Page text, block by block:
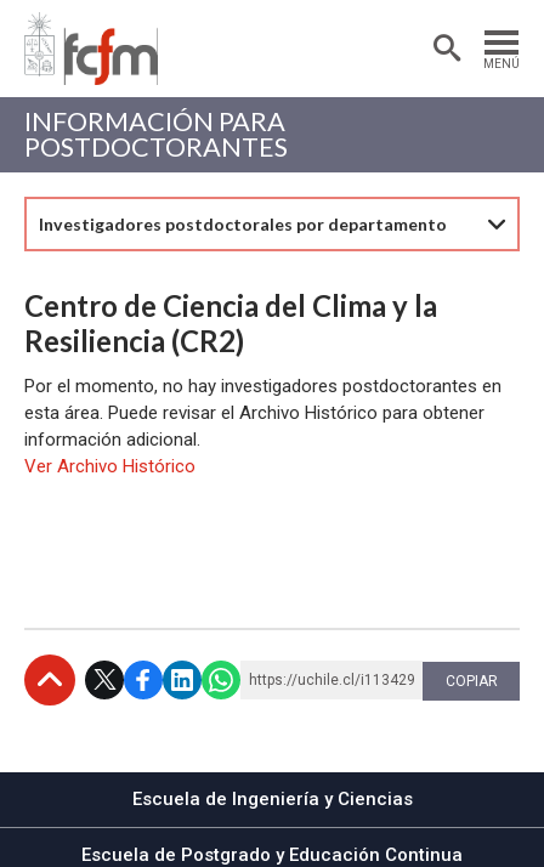
MENÚ
Estudiantes
Académicas/os
INFORMACIÓN PARA
POSTDOCTORANTES
Investigadores postdoctorales por departamento
Centro de Ciencia del Clima y la
Resiliencia (CR2)
Por el momento, no hay investigadores postdoctorantes en
esta área. Puede revisar el Archivo Histórico para obtener
información adicional.
Ver Archivo Histórico
https://uchile.cl/i113429 COPIAR
Escuela de Ingeniería y Ciencias
Escuela de Postgrado y Educación Continua